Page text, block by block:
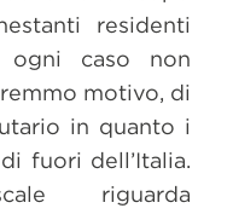
residenti
ogni caso non
motivo, di
in quanto i
fuori dell’Italia.
riguarda